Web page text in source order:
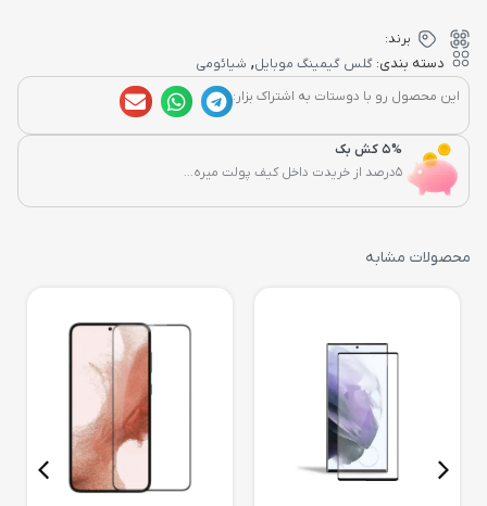
برند:
دسته بندی: گلس گیمینگ موبایل, شیائومی
این محصول رو با دوستات به اشتراک بزار:
5% کش بک
5درصد از خریدت داخل کیف پولت میره...
محصولات مشابه